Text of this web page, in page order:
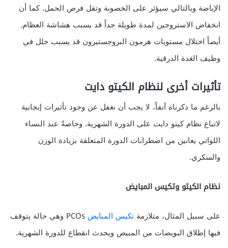
الإباضة وبالتالي سيؤثر على الخصوبة وتقل فرص الحمل. كما أن
انخفاض الاستروجين لمدة طويلة جداً قد يسبب هشاشة العظام.
أيضاً اختلال مستويات هرمون البروجستيرون قد يسبب خلل في
وظيف الغدة الدرقية.
تأثيرات أخرى لنظام الكيتو دايت
بالرغم ما ذكرناه آنفاً، لا يجب أن نغفل عن وجود تأثيرات إيجابية
لاتباع نظام كيتو دايت على الدورة الشهرية. وخاصةً عند النساء
اللواتي يعانين من اضطرابات الدورة المتعلقة بزيادة الوزن
والسكري.
نظام الكيتو وتكيس المبايض
على سبيل المثال، متلازمة تكيس المبايض
PCOs وهي حالة يتوقف
فيها إطلاق البويضات من المبيض ويحدث انقطاع للدورة الشهرية.